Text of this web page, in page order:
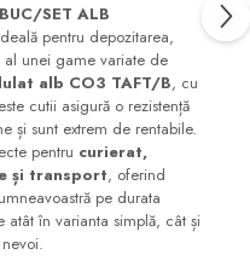
SET ALB
pentru depozitarea,
al unei game variate de
alb CO3 TAFT/B, cu
cutii asigură o rezistență
și sunt extrem de rentabile.
pentru curierat,
și transport, oferind
pe durata
atât în varianta simplă, cât și